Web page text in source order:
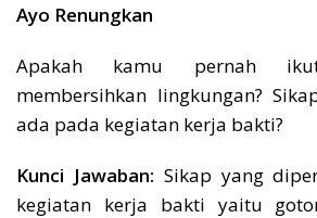
Ayo Renungkan
Apakah kamu pernah
membersihkan lingkungan?
ada pada kegiatan kerja bakti?
Kunci Jawaban: Sikap yang
kegiatan kerja bakti yaitu